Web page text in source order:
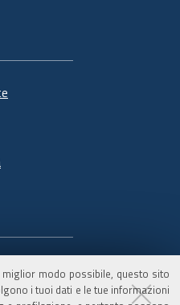
modo possibile, questo sito
i tuoi dati e le tue informazioni